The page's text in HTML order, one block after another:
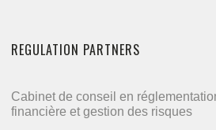
REGULATION PARTNERS
Cabinet de conseil en
financière et gestion des risques